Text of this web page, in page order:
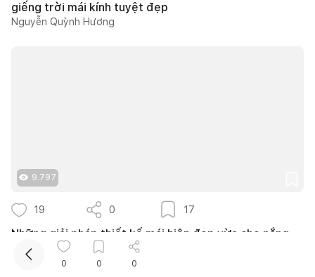
giếng trời mái kính tuyệt đẹp
Nguyễn Quỳnh Hương
9.797
19 0 17
Những giải pháp thiết kế mái hiên đẹp vừa che nắng
mưa vừa đón sáng tự nhiên cho ngôi nhà
Nguyễn Quỳnh Hương
0 0 0